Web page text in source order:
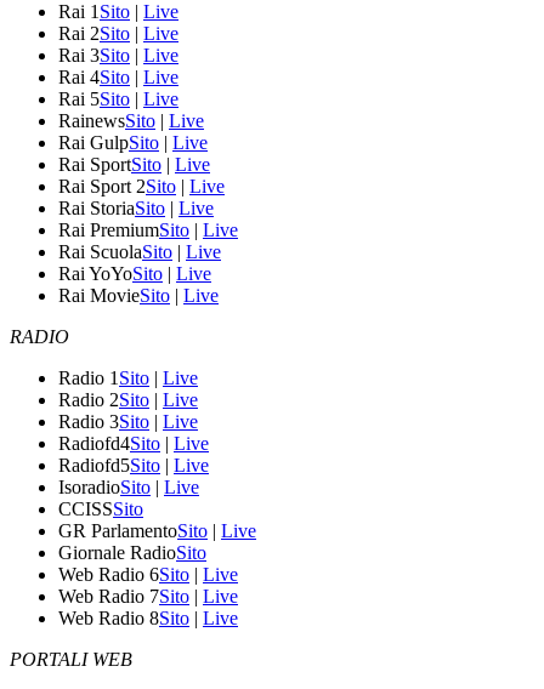
Rai 1 Sito | Live
Rai 2Sito | Live
Rai 3Sito | Live
Rai 4Sito | Live
Rai 5Sito | Live
RainewsSito | Live
Rai GulpSito | Live
Rai SportSito | Live
Rai Sport 2Sito | Live
Rai StoriaSito | Live
Rai PremiumSito | Live
Rai ScuolaSito | Live
Rai YoYoSito | Live
Rai MovieSito | Live
RADIO
Radio 1 Sito | Live
Radio 2Sito | Live
Radio 3Sito | Live
Radiofd4Sito | Live
Radiofd5Sito | Live
IsoradioSito | Live
CCISSSito
GR ParlamentoSito | Live
Giornale RadioSito
Web Radio 6Sito | Live
Web Radio 7Sito | Live
Web Radio 8Sito | Live
PORTALI WEB